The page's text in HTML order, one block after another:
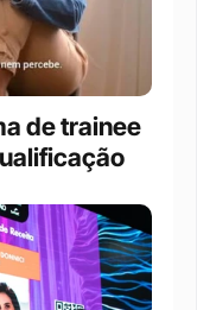
de trainee